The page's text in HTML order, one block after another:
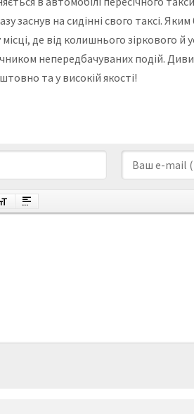
заснув на сидінні свого таксі.
де від колишнього зіркового й
непередбачуваних подій.
та у високій якості!